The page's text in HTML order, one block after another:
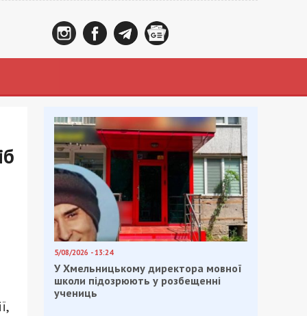
5/08/2026 - 13:24
У Хмельницькому директора мовної
школи підозрюють у розбещенні
учениць